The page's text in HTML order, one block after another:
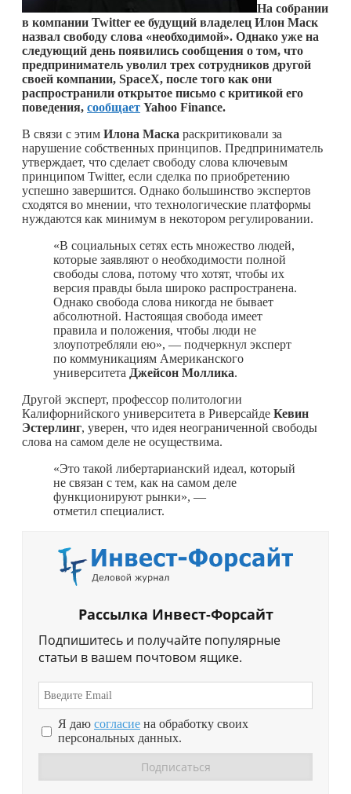
На собрании
в компании Twitter ее будущий владелец Илон Маск
назвал свободу слова «необходимой». Однако уже на
следующий день появились сообщения о том, что
предприниматель уволил трех сотрудников другой
своей компании, SpaceX, после того как они
распространили открытое письмо с критикой его
поведения, сообщает Yahoo Finance.
В связи с этим Илона Маска раскритиковали за
нарушение собственных принципов. Предприниматель
утверждает, что сделает свободу слова ключевым
принципом Twitter, если сделка по приобретению
успешно завершится. Однако большинство экспертов
сходятся во мнении, что технологические платформы
нуждаются как минимум в некотором регулировании.
«В социальных сетях есть множество людей,
которые заявляют о необходимости полной
свободы слова, потому что хотят, чтобы их
версия правды была широко распространена.
Однако свобода слова никогда не бывает
абсолютной. Настоящая свобода имеет
правила и положения, чтобы люди не
злоупотребляли ею», — подчеркнул эксперт
по коммуникациям Американского
университета Джейсон Моллика.
Другой эксперт, профессор политологии
Калифорнийского университета в Риверсайде Кевин
Эстерлинг, уверен, что идея неограниченной свободы
слова на самом деле не осуществима.
«Это такой либертарианский идеал, который
не связан с тем, как на самом деле
функционируют рынки», —
отметил специалист.
Рассылка Инвест-Форсайт
Подпишитесь и получайте популярные
статьи в вашем почтовом ящике.
Я даю согласие на обработку своих
персональных данных.